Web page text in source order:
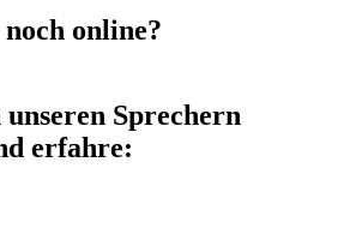
online?
Sprechern
erfahre: